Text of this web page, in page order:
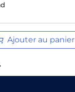
Ajouter au panier